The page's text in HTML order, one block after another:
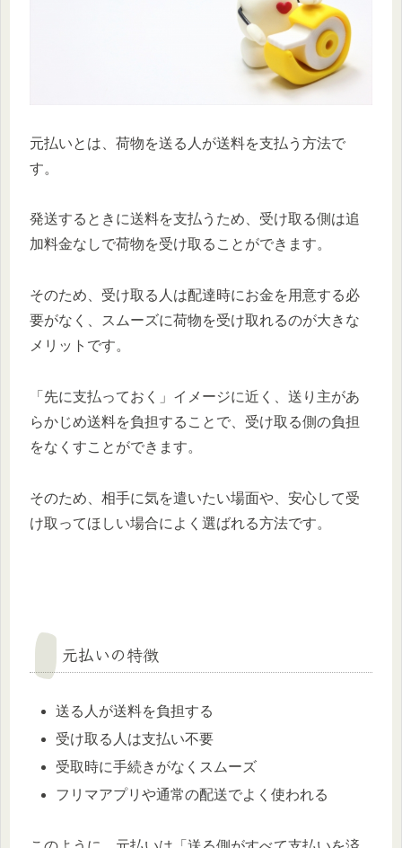
元払いとは、荷物を送る人が送料を支払う方法で
す。
発送するときに送料を支払うため、受け取る側は追
加料金なしで荷物を受け取ることができます。
そのため、受け取る人は配達時にお金を用意する必
要がなく、スムーズに荷物を受け取れるのが大きな
メリットです。
「先に支払っておく」イメージに近く、送り主があ
らかじめ送料を負担することで、受け取る側の負担
をなくすことができます。
そのため、相手に気を遣いたい場面や、安心して受
け取ってほしい場合によく選ばれる方法です。
元払いの特徴
送る人が送料を負担する
受け取る人は支払い不要
受取時に手続きがなくスムーズ
フリマアプリや通常の配送でよく使われる